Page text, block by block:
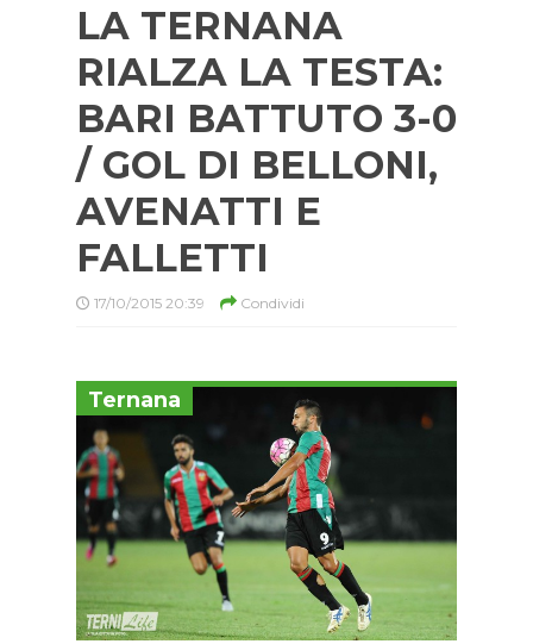
LA TERNANA
RIALZA LA TESTA:
BARI BATTUTO 3-0
/ GOL DI BELLONI,
AVENATTI E
FALLETTI
17/10/2015 20:39 Condividi
Ternana